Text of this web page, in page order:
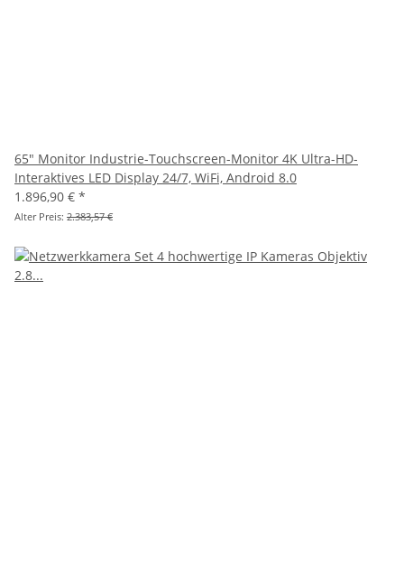
65" Monitor Industrie-Touchscreen-Monitor 4K Ultra-HD-
Interaktives LED Display 24/7, WiFi, Android 8.0
1.896,90 € *
Alter Preis: 2.383,57 €